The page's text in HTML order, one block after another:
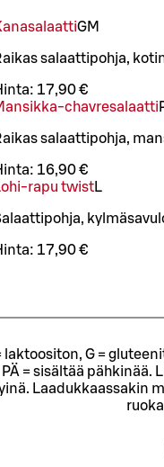
GM
salaattipohja,
17,90 €
chavresalaatti
salaattipohja,
16,90 €
rapu twistL
17,90 €
G =
= sisältää
Laadukkaassakin